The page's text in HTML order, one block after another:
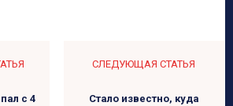
с 4
СЛЕДУЮЩАЯ СТАТЬЯ
Стало известно, куда